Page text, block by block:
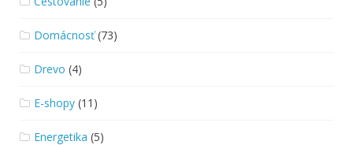
Domácnosť(73)
Drevo (4)
E-shopy (11)
Energetika (5)